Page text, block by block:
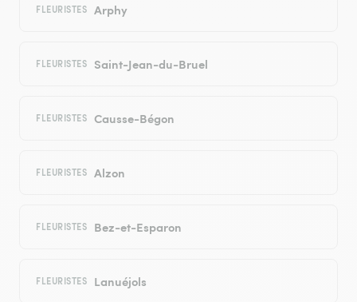
FLEURISTES Arphy
FLEURISTES Saint-Jean-du-Bruel
FLEURISTES Causse-Bégon
FLEURISTES Alzon
FLEURISTES Bez-et-Esparon
FLEURISTES Lanuéjols